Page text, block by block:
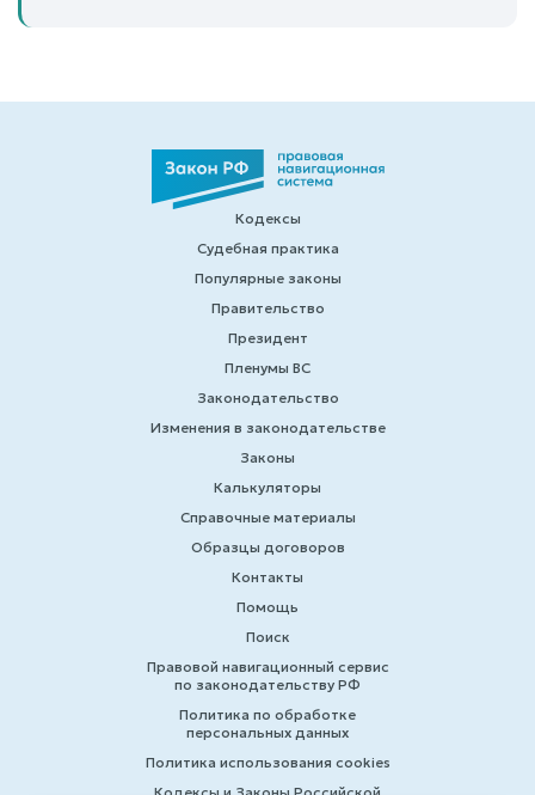
Кодексы
Судебная практика
Популярные законы
Правительство
Президент
Пленумы ВС
Законодательство
Изменения в законодательстве
Законы
Калькуляторы
Справочные материалы
Образцы договоров
Контакты
Помощь
Поиск
Правовой навигационный сервис
по законодательству РФ
Политика по обработке
персональных данных
Политика использования cookies